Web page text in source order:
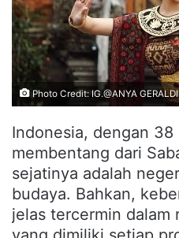
Photo Credit: IG.@ANYA
Indonesia, dengan
membentang dari
sejatinya adalah
budaya. Bahkan,
jelas tercermin dalam